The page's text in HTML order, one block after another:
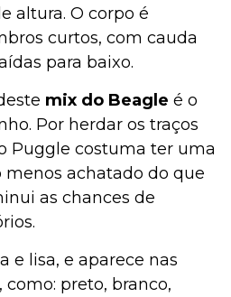
altura. O corpo é
curtos, com cauda
para baixo.
mix do Beagle é o
Por herdar os traços
Puggle costuma ter uma
achatado do que
as chances de
e lisa, e aparece nas
como: preto, branco,